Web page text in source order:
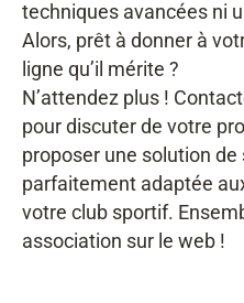
techniques avancées ni
Alors, prêt à donner à
ligne qu’il mérite ?
N’attendez plus !
pour discuter de votre
proposer une solution
parfaitement adaptée
votre club sportif.
association sur le web !